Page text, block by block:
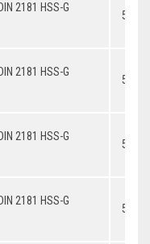
2181 HSS-G
2181 HSS-G
2181 HSS-G
2181 HSS-G